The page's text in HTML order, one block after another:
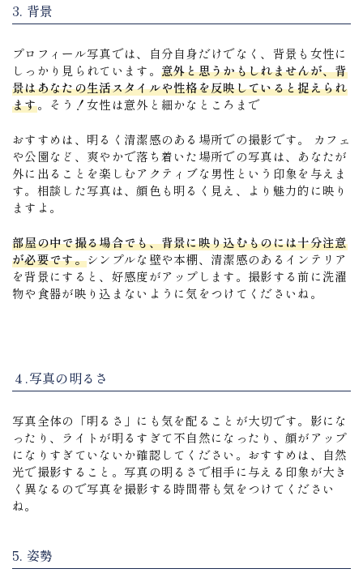
3. 背景
プロフィール写真では、自分自身だけでなく、背景も女性に
しっかり見られています。 意外と思うかもしれませんが、背
景はあなたの生活スタイルや性格を反映していると捉えられ
ます。そう！女性は意外と細かなところまで
おすすめは、明るく清潔感のある場所での撮影です。 カフェ
や公園など、爽やかで落ち着いた場所での写真は、あなたが
外に出ることを楽しむアクティブな男性という印象を与えま
す。相談した写真は、顔色も明るく見え、より魅力的に映り
ますよ。
部屋の中で撮る場合でも、背景に映り込むものには十分注意
が必要です。シンプルな壁や本棚、清潔感のあるインテリア
を背景にすると、好感度がアップします。撮影する前に洗濯
物や食器が映り込まないように気をつけてくださいね。
４.写真の明るさ
写真全体の「明るさ」にも気を配ることが大切です。影にな
ったり、ライトが明るすぎて不自然になったり、顔がアップ
になりすぎていないか確認してください。おすすめは、自然
光で撮影すること。写真の明るさで相手に与える印象が大き
く異なるので写真を撮影する時間帯も気をつけてください
ね。
5. 姿勢